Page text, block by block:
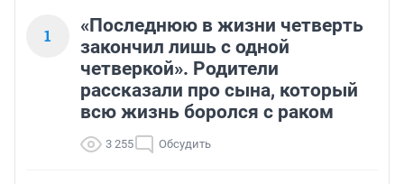
1
«Последнюю в жизни четверть
закончил лишь с одной
четверкой». Родители
рассказали про сына, который
всю жизнь боролся с раком
3 255 Обсудить